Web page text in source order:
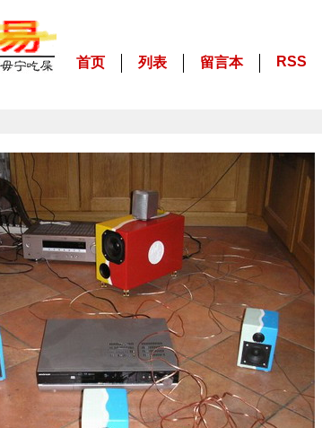
首页 列表 留言本 RSS